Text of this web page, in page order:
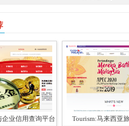
业信用查询平台 Tourism:马来西亚